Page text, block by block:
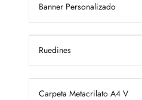
Banner Personalizado
Ruedines
Carpeta Metacrilato A4 V